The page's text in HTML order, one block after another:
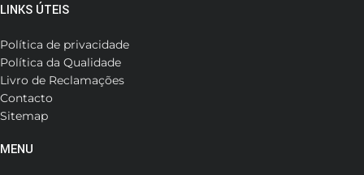
LINKS ÚTEIS
Política de privacidade
Política da Qualidade
Livro de Reclamações
Contacto
Sitemap
MENU